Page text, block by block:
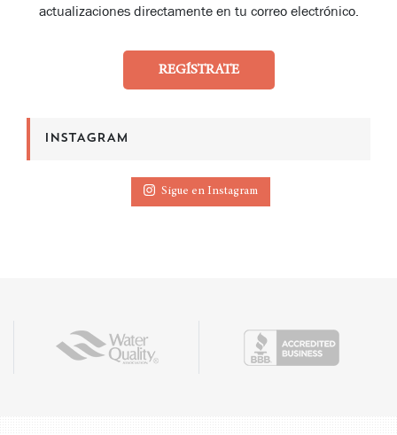
actualizaciones directamente en tu correo electrónico.
REGÍSTRATE
INSTAGRAM
Sigue en Instagram